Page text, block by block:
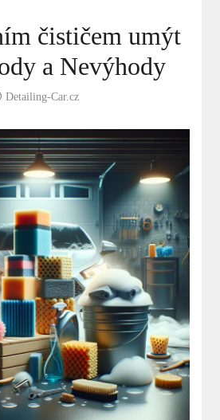
čističem umýt
a Nevýhody
Detailing-Car.cz